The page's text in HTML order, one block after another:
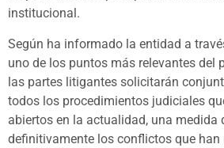
institucional.
Según ha informado la entidad a
uno de los puntos más relevantes del
las partes litigantes solicitarán
todos los procedimientos judiciales
abiertos en la actualidad, una medida
definitivamente los conflictos que han